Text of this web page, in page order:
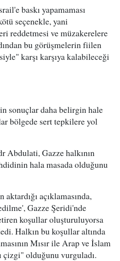
baskı yapamaması
seçenekle, yani
reddetmesi ve müzakerelere
bu görüşmelerin fiilen
karşı karşıya kalabileceği
sonuçlar daha belirgin hale
bölgede sert tepkilere yol
Abdulati, Gazze halkının
hala masada olduğunu
aktardığı açıklamasında,
Gazze Şeridi'nde
koşullar oluşturuluyorsa
Halkın bu koşullar altında
Mısır ile Arap ve İslam
çizgi" olduğunu vurguladı.